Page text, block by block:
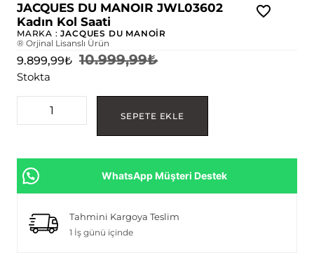
JACQUES DU MANOIR JWL03602
Kadın Kol Saati
MARKA :JACQUES DU MANOİR
® Orjinal Lisanslı Ürün
10.999,99₺
9.899,99₺
Stokta
SEPETE EKLE
WhatsApp Müşteri Destek
Tahmini Kargoya Teslim
1 İş günü içinde